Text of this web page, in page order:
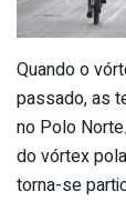
Quando o
passado, as
no Polo
do vórtex
torna-se